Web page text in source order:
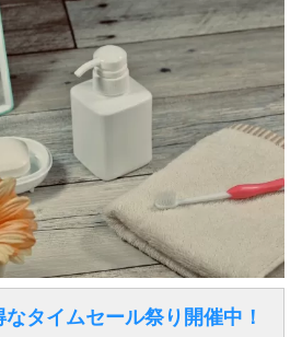
タイムセール祭り開催中！